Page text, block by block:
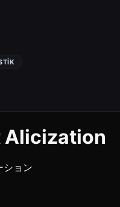
Alicization
ョン